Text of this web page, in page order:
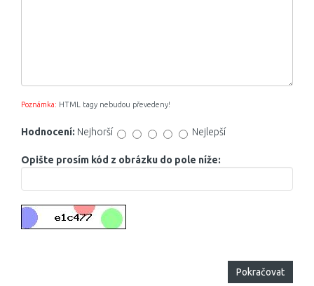
Poznámka: HTML tagy nebudou převedeny!
Hodnocení: Nejhorší Nejlepší
Opište prosím kód z obrázku do pole níže:
Pokračovat